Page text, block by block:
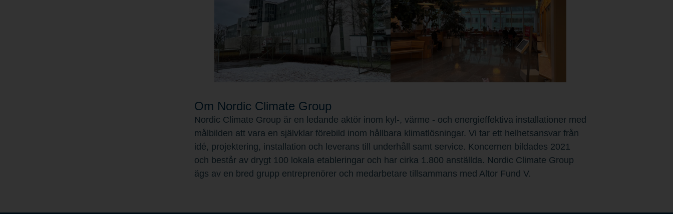
Om Nordic Climate Group
Nordic Climate Group är en ledande aktör inom kyl-, värme - och energieffektiva installationer med
målbilden att vara en självklar förebild inom hållbara klimatlösningar. Vi tar ett helhetsansvar från
idé, projektering, installation och leverans till underhåll samt service. Koncernen bildades 2021
och består av drygt 100 lokala etableringar och har cirka 1.800 anställda. Nordic Climate Group
ägs av en bred grupp entreprenörer och medarbetare tillsammans med Altor Fund V.